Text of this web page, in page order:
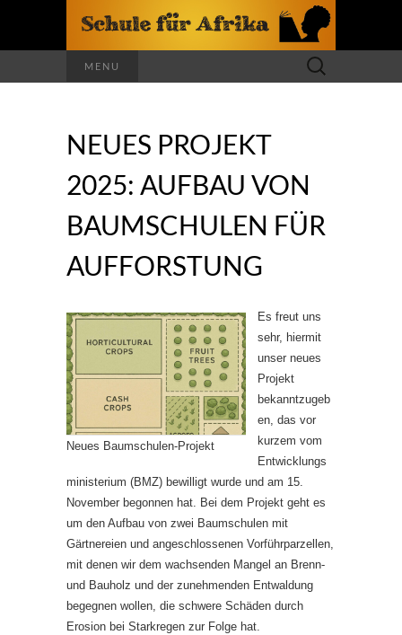
MENU
Suchen
nach:
NEUES PROJEKT
2025: AUFBAU VON
BAUMSCHULEN FÜR
AUFFORSTUNG
Neues Baumschulen-Projekt
Es freut uns
sehr, hiermit
unser neues
Projekt
bekanntzugeb
en, das vor
kurzem vom
Entwicklungs
ministerium (BMZ) bewilligt wurde und am 15.
November begonnen hat. Bei dem Projekt geht es
um den Aufbau von zwei Baumschulen mit
Gärtnereien und angeschlossenen Vorführparzellen,
mit denen wir dem wachsenden Mangel an Brenn-
und Bauholz und der zunehmenden Entwaldung
begegnen wollen, die schwere Schäden durch
Erosion bei Starkregen zur Folge hat.